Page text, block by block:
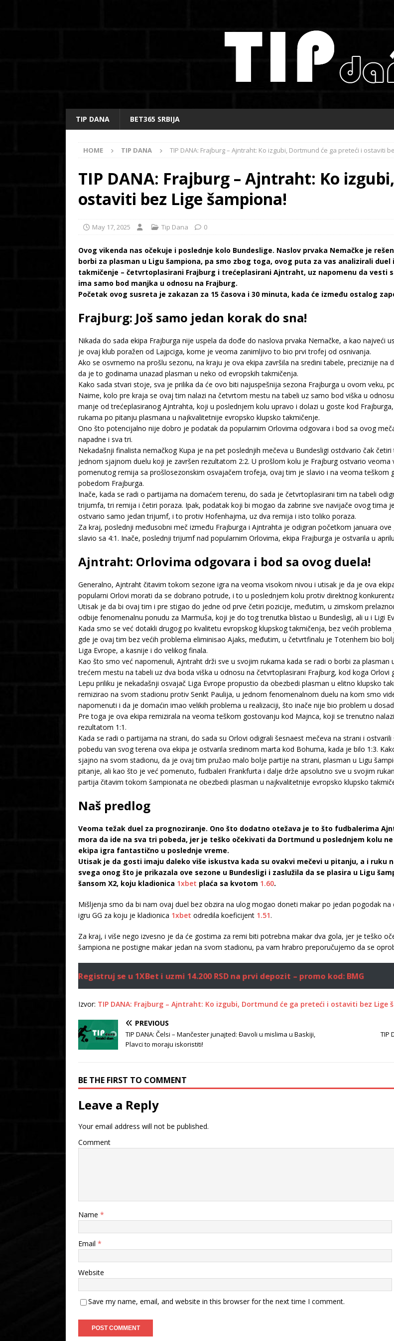
TIP DANA BET365 SRBIJA
HOME TIP DANA TIP DANA: Frajburg – Ajntraht: Ko izgubi, Dortmund će ga preteći i ostaviti
TIP DANA: Frajburg – Ajntraht: Ko
ostaviti bez Lige šampiona!
May 17, 2025 Tip Dana 0
Ovog vikenda nas očekuje i poslednje kolo Bundeslige. Naslov prvaka Nemačke je
borbi za plasman u Ligu šampiona, pa smo zbog toga, ovog puta za vas analizirali
takmičenje – četvrtoplasirani Frajburg i trećeplasirani Ajntraht, uz napomenu da vesti
ima samo bod manjka u odnosu na Frajburg.
Početak ovog susreta je zakazan za 15 časova i 30 minuta, kada će između ostalog
Frajburg: Još samo jedan korak do sna!
Nikada do sada ekipa Frajburga nije uspela da dođe do naslova prvaka Nemačke, a kao najveći
je ovaj klub poražen od Lajpciga, kome je veoma zanimljivo to bio prvi trofej od osnivanja.
Ako se osvrnemo na prošlu sezonu, na kraju je ova ekipa završila na sredini tabele, preciznije
da je to godinama unazad plasman u neko od evropskih takmičenja.
Kako sada stvari stoje, sva je prilika da će ovo biti najuspešnija sezona Frajburga u ovom veku,
Naime, kolo pre kraja se ovaj tim nalazi na četvrtom mestu na tabeli uz samo bod viška u
manje od trećeplasiranog Ajntrahta, koji u poslednjem kolu upravo i dolazi u goste kod
rukama po pitanju plasmana u najkvalitetnije evropsko klupsko takmičenje.
Ono što potencijalno nije dobro je podatak da popularnim Orlovima odgovara i bod sa ovog
napadne i sva tri.
Nekadašnji finalista nemačkog Kupa je na pet poslednjih mečeva u Bundesligi ostdvario čak
jednom sjajnom duelu koji je završen rezultatom 2:2. U prošlom kolu je Frajburg ostvario
pomenutog remija sa prošlosezonskim osvajačem trofeja, ovaj tim je slavio i na veoma teškom
pobedom Frajburga.
Inače, kada se radi o partijama na domaćem terenu, do sada je četvrtoplasirani tim na tabeli
trijumfa, tri remija i četiri poraza. Ipak, podatak koji bi mogao da zabrine sve navijače ovog tima
ostvario samo jedan trijumf, i to protiv Hofenhajma, uz dva remija i isto toliko poraza.
Za kraj, poslednji međusobni meč između Frajburga i Ajntrahta je odigran početkom januara
slavio sa 4:1. Inače, poslednji trijumf nad popularnim Orlovima, ekipa Frajburga je ostvarila u
Ajntraht: Orlovima odgovara i bod sa ovog duela!
Generalno, Ajntraht čitavim tokom sezone igra na veoma visokom nivou i utisak je da je ova
popularni Orlovi morati da se dobrano potrude, i to u poslednjem kolu protiv direktnog
Utisak je da bi ovaj tim i pre stigao do jedne od prve četiri pozicije, međutim, u zimskom
odbije fenomenalnu ponudu za Marmuša, koji je do tog trenutka blistao u Bundesligi, ali u i Ligi
Kada smo se već dotakli drugog po kvalitetu evropskog klupskog takmičenja, bez većih
gde je ovaj tim bez većih problema eliminisao Ajaks, međutim, u četvrtfinalu je Totenhem bio
Liga Evrope, a kasnije i do velikog finala.
Kao što smo već napomenuli, Ajntraht drži sve u svojim rukama kada se radi o borbi za
trećem mestu na tabeli uz dva boda viška u odnosu na četvrtoplasirani Frajburg, kod koga Orlovi
Lepu priliku je nekadašnji osvajač Liga Evrope propustio da obezbedi plasman u elitno klupsko
remizirao na svom stadionu protiv Senkt Paulija, u jednom fenomenalnom duelu na kom smo
napomenuti i da je domaćin imao velikih problema u realizaciji, što inače nije bio problem u
Pre toga je ova ekipa remizirala na veoma teškom gostovanju kod Majnca, koji se trenutno
rezultatom 1:1.
Kada se radi o partijama na strani, do sada su Orlovi odigrali šesnaest mečeva na strani i
pobedu van svog terena ova ekipa je ostvarila sredinom marta kod Bohuma, kada je bilo 1:3.
sjajno na svom stadionu, da je ovaj tim pružao malo bolje partije na strani, plasman u Ligu
pitanje, ali kao što je već pomenuto, fudbaleri Frankfurta i dalje drže apsolutno sve u svojim
partija čitavim tokom šampionata ne obezbedi plasman u najkvalitetnije evropsko klupsko
Naš predlog
Veoma težak duel za prognoziranje. Ono što dodatno otežava je to što fudbalerima
mora da ide na sva tri pobeda, jer je teško očekivati da Dortmund u poslednjem kolu
ekipa igra fantastično u poslednje vreme.
Utisak je da gosti imaju daleko više iskustva kada su ovakvi mečevi u pitanju, a i ruku
svega onog što je prikazala ove sezone u Bundesligi i zaslužila da se plasira u Ligu
šansom X2, koju kladionica 1xbet plaća sa kvotom 1.60.
Mišljenja smo da bi nam ovaj duel bez obzira na ulog mogao doneti makar po jedan pogodak
igru GG za koju je kladionica 1xbet odredila koeficijent 1.51.
Za kraj, i više nego izvesno je da će gostima za remi biti potrebna makar dva gola, jer je teško
šampiona ne postigne makar jedan na svom stadionu, pa vam hrabro preporučujemo da se
Registruj se u 1XBet i uzmi 14.200 RSD na prvi depozit – promo kod: BMG
Izvor: TIP DANA: Frajburg – Ajntraht: Ko izgubi, Dortmund će ga preteći i ostaviti bez Lige
PREVIOUS
TIP DANA: Čelsi – Mančester junajted: Đavoli u mislima u Baskiji,
Plavci to moraju iskoristiti!
TIP
BE THE FIRST TO COMMENT
Leave a Reply
Your email address will not be published.
Comment
Name *
Email *
Website
Save my name, email, and website in this browser for the next time I comment.